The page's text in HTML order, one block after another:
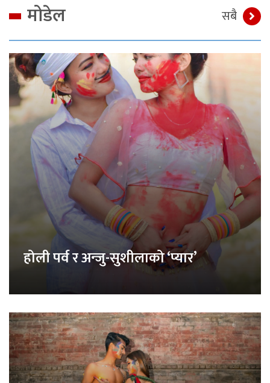
मोडेल सबै
होली पर्व र अन्जु-सुशीलाको ‘प्यार’